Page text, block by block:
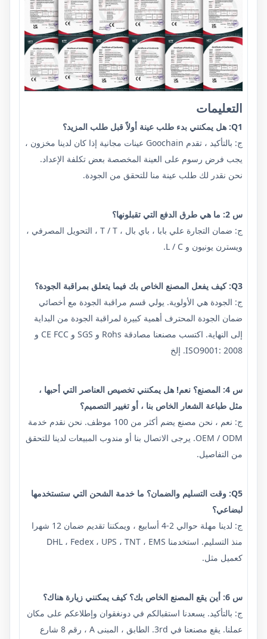
التعليمات
Q1: هل يمكنني بدء طلب عينة أولاً قبل طلب المزيد؟
ج: بالتأكيد ، تقدم Goochain عينات مجانية إذا كان لدينا مخزون ،
يجب فرض رسوم على العينة المخصصة بعض تكلفة الإعداد.
نحن نقدر لك طلب عينة منا للتحقق من الجودة.
س 2: ما هي طرق الدفع التي تقبلونها؟
ج: ضمان التجارة علي بابا ، باي بال ، T / T ، التحويل المصرفي ،
ويسترن يونيون و L / C.
Q3: كيف يفعل المصنع الخاص بك فيما يتعلق بمراقبة الجودة؟
ج: الجودة هي الأولوية. يولي قسم مراقبة الجودة مع أخصائي
ضمان الجودة المحترف أهمية كبيرة لمراقبة الجودة من البداية
إلى النهاية. اكتسب مصنعنا مصادقة Rohs و SGS و CE FCC و
ISO9001: 2008. إلخ
س 4: المصنع؟ نعم! هل يمكنني تخصيص العناصر التي أحبها ،
مثل طباعة الشعار الخاص بنا ، أو تغيير التصميم؟
ج: نعم ، نحن مصنع يضم أكثر من 100 موظف. نحن نقدم خدمة
OEM / ODM. يرجى الاتصال بنا أو مندوب المبيعات لدينا للتحقق
من التفاصيل.
Q5: وقت التسليم والضمان؟ ما خدمة الشحن التي ستستخدمها
لبضاعي؟
ج: لدينا مهلة حوالي 2-4 أسابيع ، ويمكننا تقديم ضمان 12 شهرا
منذ التسليم. استخدمنا DHL ، Fedex ، UPS ، TNT ، EMS
كعميل مثل.
س 6: أين يقع المصنع الخاص بك؟ كيف يمكنني زيارة هناك؟
ج: بالتأكيد. يسعدنا استقبالكم في دونغقوان وإطلاعكم على مكان
عملنا. يقع مصنعنا في 3rd. الطابق ، المبنى A ، رقم 8 شارع